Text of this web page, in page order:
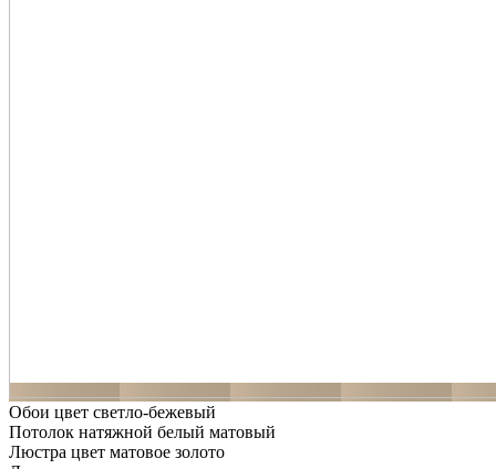
Обои цвет светло-бежевый
Потолок натяжной белый матовый
Люстра цвет матовое золото